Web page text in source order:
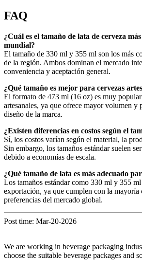
FAQ
¿Cuál es el tamaño de lata de cerveza
mundial?
El tamaño de 330 ml y 355 ml son los más
de la región. Ambos dominan el mercado
conveniencia y aceptación general.
¿Qué tamaño es mejor para cervezas
El formato de 473 ml (16 oz) es muy popular
artesanales, ya que ofrece mayor volumen y
diseño de la marca.
¿Existen diferencias en costos según el
Sí, los costos varían según el material, la
Sin embargo, los tamaños estándar suelen
debido a economías de escala.
¿Qué tamaño de lata es más adecuado
Los tamaños estándar como 330 ml y 355 ml
exportación, ya que cumplen con la mayoría
preferencias del mercado global.
Post time: Mar-20-2026
We are working in beverage packaging
choose the suitable beverage packages and